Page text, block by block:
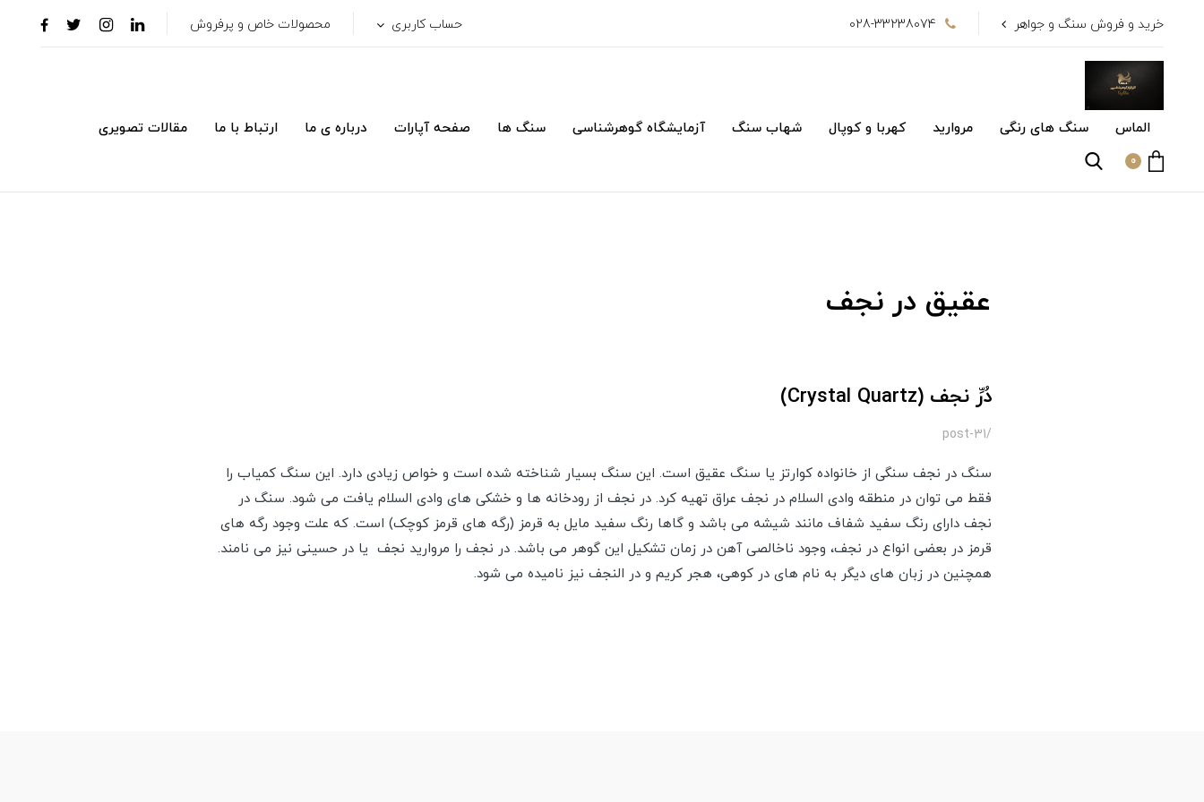
خرید و فروش سنگ و جواهر 028-33238074 حساب کاربری محصولات خاص و پرفروش
الماس سنگ های رنگی مروارید کهربا و کوپال شهاب سنگ آزمایشگاه گوهرشناسی سنگ ها صفحه آپارات درباره ی ما ارتباط با ما مقالات تصویری
0
عقیق در نجف
دُرِّ نجف (Crystal Quartz)
/post-31
سنگ در نجف سنگی از خانواده کوارتز یا سنگ عقیق است. این سنگ بسیار شناخته شده است و خواص زیادی دارد. این سنگ کمیاب را
فقط می توان در منطقه وادی السلام در نجف عراق تهیه کرد. در نجف از رودخانه ها و خشکی های وادی السلام یافت می شود. سنگ در
نجف دارای رنگ سفید شفاف مانند شیشه می باشد و گاها رنگ سفید مایل به قرمز (رگه های قرمز کوچک) است. که علت وجود رگه های
قرمز در بعضی انواع در نجف، وجود ناخالصی آهن در زمان تشکیل این گوهر می باشد. در نجف را مروارید نجف یا در حسینی نیز می نامند.
همچنین در زبان های دیگر به نام های در کوهی، هجر کریم و در النجف نیز نامیده می شود.